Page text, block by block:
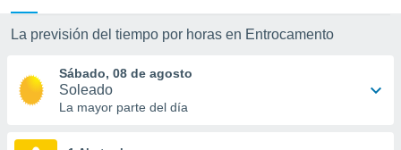
a este
las
y
forma
La previsión del tiempo por horas en Entrocamento
Sábado, 08 de agosto
Soleado
La mayor parte del día